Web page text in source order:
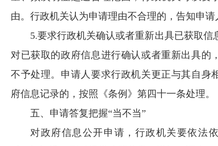
由。行政机关认为申请理由不合理的，告知申
5.要求行政机关确认或者重新出具已获取信
对已获取的政府信息进行确认或者重新出具的
不予处理。申请人要求行政机关更正与其自身
府信息记录的，按照《条例》第四十一条处理。
五、申请答复把握“当不当”
对政府信息公开申请，行政机关要依法